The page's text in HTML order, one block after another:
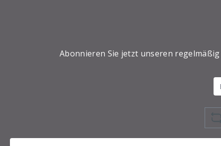
Abonnieren Sie jetzt unseren